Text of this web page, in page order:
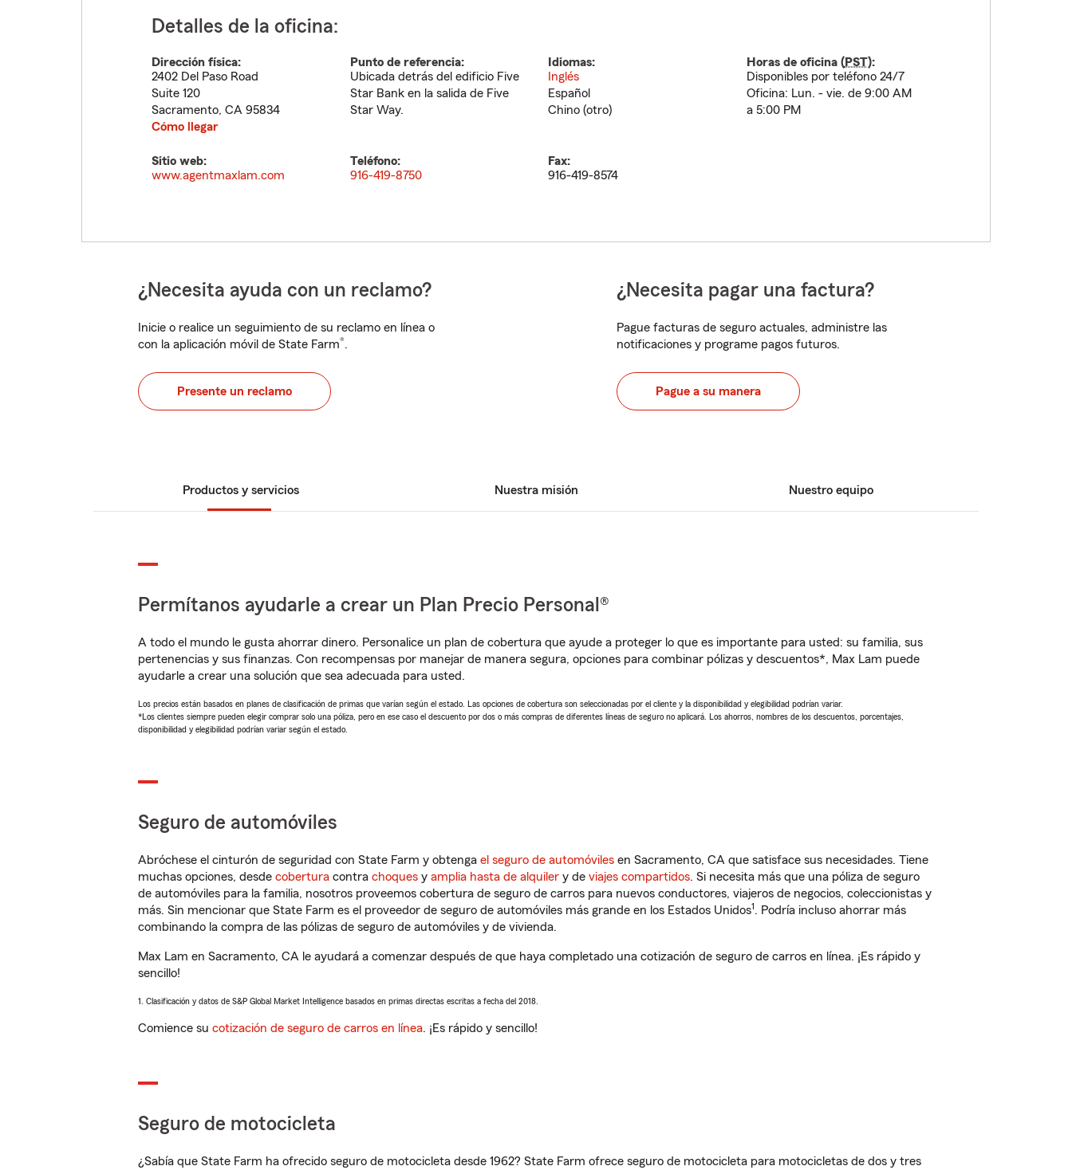
Detalles de la oficina:
Dirección física:
2402 Del Paso Road
Suite 120
Sacramento, CA 95834
Cómo llegar
Punto de referencia:
Ubicada detrás del edificio Five
Star Bank en la salida de Five
Star Way.
Idiomas:
Inglés
Español
Chino (otro)
Horas de oficina (PST):
Disponibles por teléfono 24/7
Oficina: Lun. - vie. de 9:00 AM
a 5:00 PM
Sitio web:
www.agentmaxlam.com
Teléfono:
916-419-8750
Fax:
916-419-8574
¿Necesita ayuda con un reclamo?
Inicie o realice un seguimiento de su reclamo en línea o
con la aplicación móvil de State Farm®.
Presente un reclamo
¿Necesita pagar una factura?
Pague facturas de seguro actuales, administre las
notificaciones y programe pagos futuros.
Pague a su manera
Productos y servicios Nuestra misión Nuestro equipo
Permítanos ayudarle a crear un Plan Precio Personal®
A todo el mundo le gusta ahorrar dinero. Personalice un plan de cobertura que ayude a proteger lo que es importante para usted: su familia, sus
pertenencias y sus finanzas. Con recompensas por manejar de manera segura, opciones para combinar pólizas y descuentos*, Max Lam puede
ayudarle a crear una solución que sea adecuada para usted.
Los precios están basados en planes de clasificación de primas que varían según el estado. Las opciones de cobertura son seleccionadas por el cliente y la disponibilidad y elegibilidad podrían variar.
*Los clientes siempre pueden elegir comprar solo una póliza, pero en ese caso el descuento por dos o más compras de diferentes líneas de seguro no aplicará. Los ahorros, nombres de los descuentos, porcentajes,
disponibilidad y elegibilidad podrían variar según el estado.
Seguro de automóviles
Abróchese el cinturón de seguridad con State Farm y obtenga el seguro de automóviles en Sacramento, CA que satisface sus necesidades. Tiene
muchas opciones, desde cobertura contra choques y amplia hasta de alquiler y de viajes compartidos. Si necesita más que una póliza de seguro
de automóviles para la familia, nosotros proveemos cobertura de seguro de carros para nuevos conductores, viajeros de negocios, coleccionistas y
más. Sin mencionar que State Farm es el proveedor de seguro de automóviles más grande en los Estados Unidos1. Podría incluso ahorrar más
combinando la compra de las pólizas de seguro de automóviles y de vivienda.
Max Lam en Sacramento, CA le ayudará a comenzar después de que haya completado una cotización de seguro de carros en línea. ¡Es rápido y
sencillo!
1. Clasificación y datos de S&P Global Market Intelligence basados en primas directas escritas a fecha del 2018.
Comience su cotización de seguro de carros en línea. ¡Es rápido y sencillo!
Seguro de motocicleta
¿Sabía que State Farm ha ofrecido seguro de motocicleta desde 1962? State Farm ofrece seguro de motocicleta para motocicletas de dos y tres